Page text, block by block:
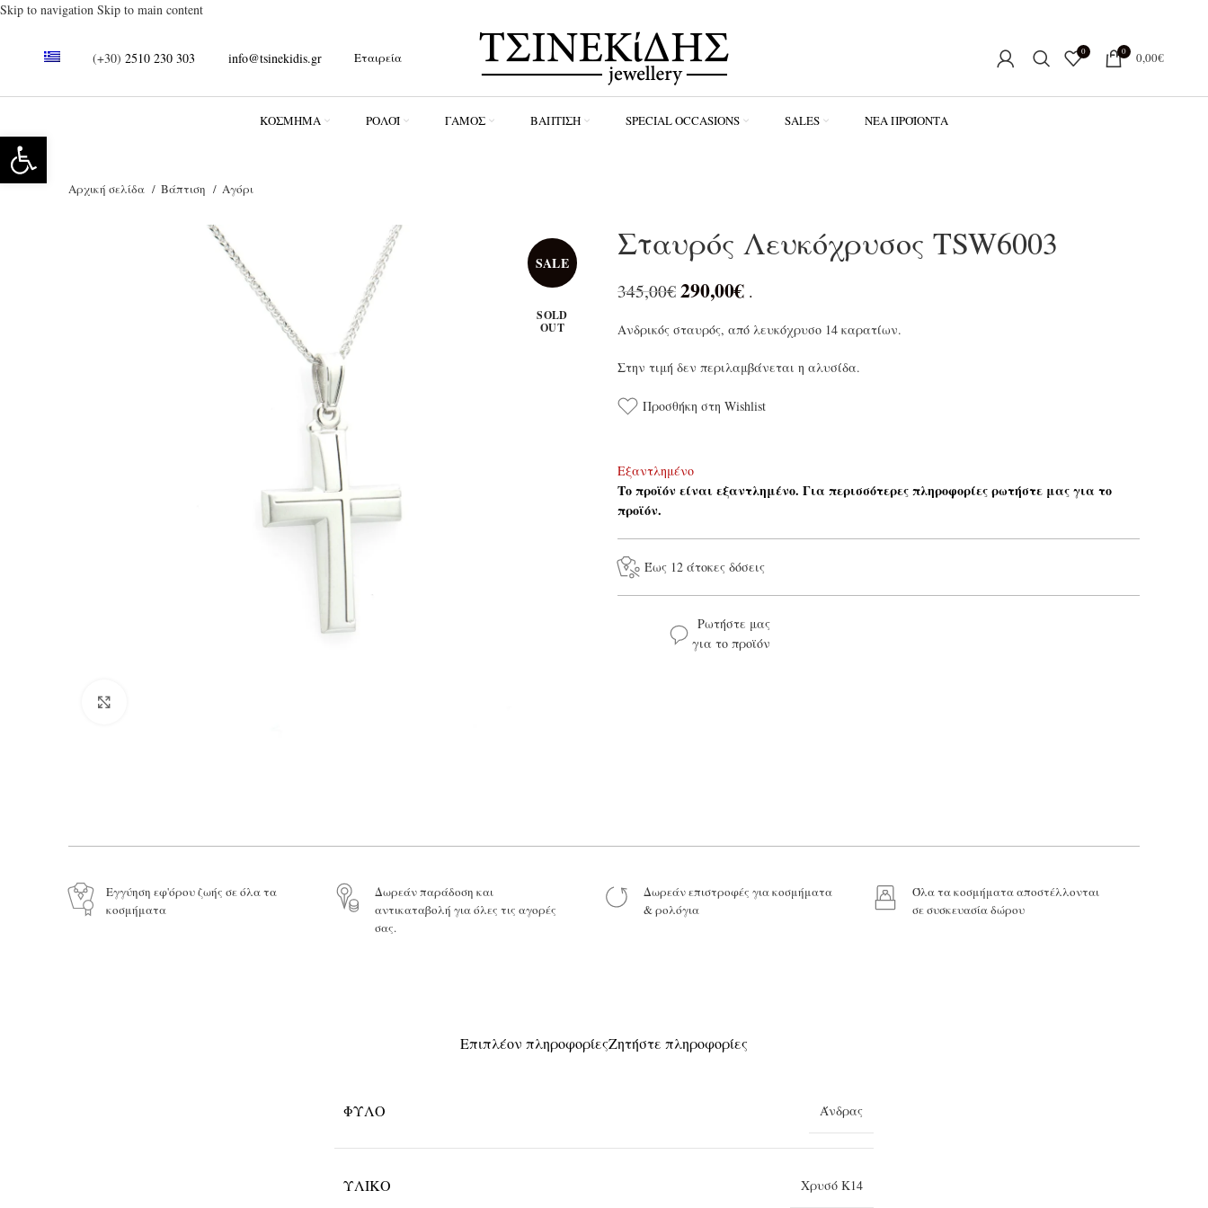
Skip to navigation Skip to main content
(+30)2510 230 303 info@tsinekidis.gr Εταιρεία 0 0 0,00€
ΚΌΣΜΗΜΑ ΡΟΛΌΪ ΓΆΜΟΣ ΒΆΠΤΙΣΗ SPECIAL OCCASIONS SALES ΝΈΑ ΠΡΟΪΌΝΤΑ
Αρχική σελίδα Βάπτιση Αγόρι
SALE
SOLD
OUT
Σταυρός Λευκόχρυσος TSW6003
345,00€290,00€ .
Ανδρικός σταυρός, από λευκόχρυσο 14 καρατίων.
Στην τιμή δεν περιλαμβάνεται η αλυσίδα.
Προσθήκη στη Wishlist
Εξαντλημένο
Το προϊόν είναι εξαντλημένο. Για περισσότερες πληροφορίες ρωτήστε μας για το
προϊόν.
Έως 12 άτοκες δόσεις
Ρωτήστε μας
για το προϊόν
Προϊόν:
Εγγύηση εφ'όρου ζωής σε όλα τα
κοσμήματα
Δωρεάν παράδοση και
αντικαταβολή για όλες τις αγορές
σας.
Δωρεάν επιστροφές για κοσμήματα
& ρολόγια
Όλα τα κοσμήματα αποστέλλονται
σε συσκευασία δώρου
Επιπλέον πληροφορίεςΖητήστε πληροφορίες
ΦΎΛΟ Άνδρας
ΥΛΙΚΌ Χρυσό Κ14
Ανοίξτε τη γραμμή εργαλείων